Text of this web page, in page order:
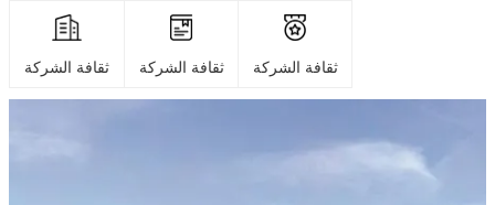
ثقافة الشركة ثقافة الشركة ثقافة الشركة